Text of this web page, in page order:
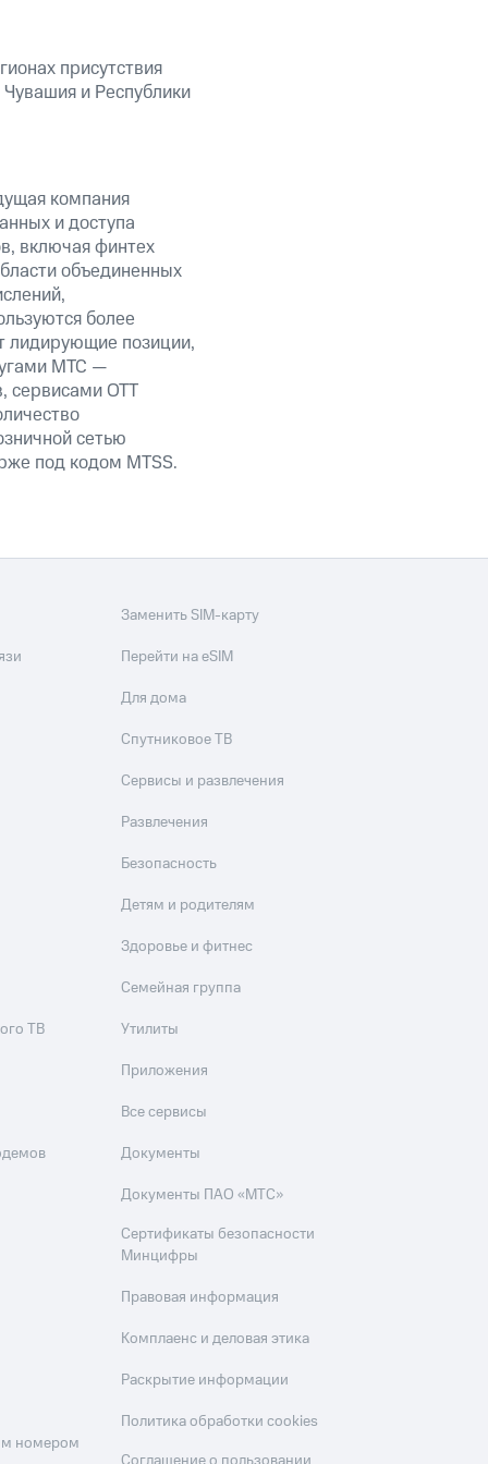
присутствия
и Республики
компания
и доступа
включая финтех
объединенных
более
лидирующие позиции,
МТС —
сервисами OTT
сетью
под кодом MTSS.
ТВ
номером
Заменить SIM-карту
Перейти на eSIM
Для дома
Спутниковое ТВ
Сервисы и развлечения
Развлечения
Безопасность
Детям и родителям
Здоровье и фитнес
Семейная группа
Утилиты
Приложения
Все сервисы
Документы
Документы ПАО «МТС»
Сертификаты безопасности
Минцифры
Правовая информация
Комплаенс и деловая этика
Раскрытие информации
Политика обработки cookies